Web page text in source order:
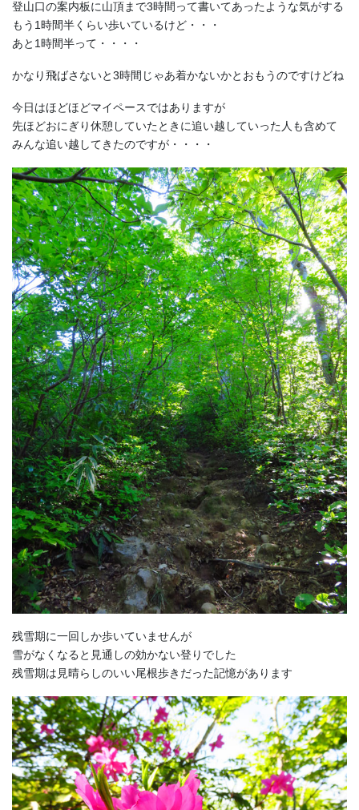
登山口の案内板に山頂まで3時間って書いてあったような気がする
もう1時間半くらい歩いているけど・・・
あと1時間半って・・・・
かなり飛ばさないと3時間じゃあ着かないかとおもうのですけどね
今日はほどほどマイペースではありますが
先ほどおにぎり休憩していたときに追い越していった人も含めて
みんな追い越してきたのですが・・・・
残雪期に一回しか歩いていませんが
雪がなくなると見通しの効かない登りでした
残雪期は見晴らしのいい尾根歩きだった記憶があります